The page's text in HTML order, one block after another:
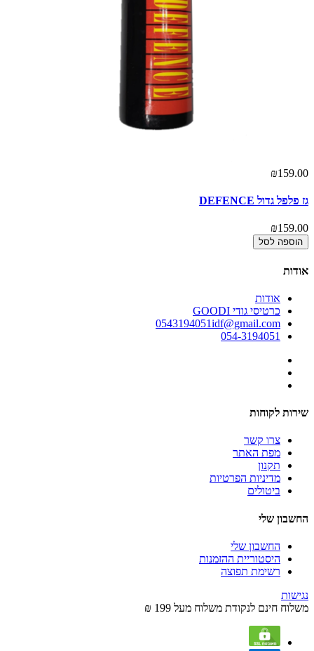
₪159.00
גז פלפל גדול DEFENCE
₪159.00
הוספה לסל
אודות
אודות
כרטיסי גודי GOODI
0543194051idf@gmail.com
054-3194051
שירות לקוחות
צרו קשר
מפת האתר
תקנון
מדיניות הפרטיות
ביטולים
החשבון שלי
החשבון שלי
היסטוריית ההזמנות
רשימת תפוצה
נגישות
משלוח חינם לנקודת משלוח מעל 199 ₪